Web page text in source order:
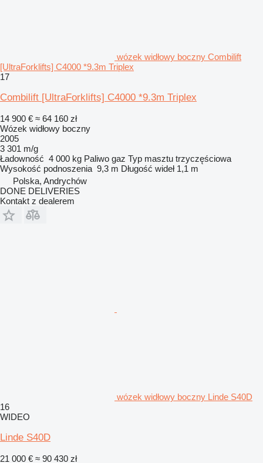
wózek widłowy boczny Combilift
[UltraForklifts] C4000 *9.3m Triplex
17
Combilift [UltraForklifts] C4000 *9.3m Triplex
14 900 € ≈ 64 160 zł
Wózek widłowy boczny
2005
3 301 m/g
Ładowność 4 000 kg Paliwo gaz Typ masztu trzyczęściowa
Wysokość podnoszenia 9,3 m Długość wideł 1,1 m
Polska, Andrychów
DONE DELIVERIES
Kontakt z dealerem
wózek widłowy boczny Linde S40D
16
WIDEO
Linde S40D
21 000 € ≈ 90 430 zł